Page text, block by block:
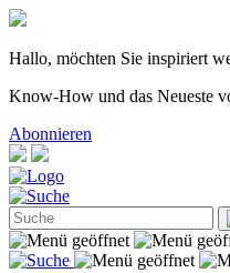
Hallo, möchten Sie inspiriert
Know-How und das Neueste
Abonnieren